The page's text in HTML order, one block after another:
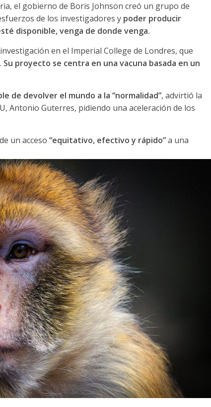
el gobierno de Boris Johnson creó un grupo de
de los investigadores y poder producir
disponible, venga de donde venga.
en el Imperial College de Londres, que
Su proyecto se centra en una vacuna basada en un
de devolver el mundo a la “normalidad”, advirtió la
Antonio Guterres, pidiendo una aceleración de los
un acceso “equitativo, efectivo y rápido”a una